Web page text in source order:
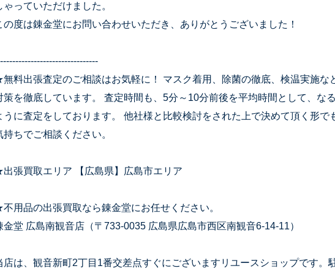
ゃっていただけました。
の度は錬金堂にお問い合わせいただき、ありがとうございました！
料出張査定のご相談はお気軽に！ マスク着用、除菌の徹底、検温実施な
策を徹底しています。 査定時間も、5分～10分前後を平均時間として、な
うに査定をしております。 他社様と比較検討をされた上で決めて頂く形で
持ちでご相談ください。
張買取エリア 【広島県】広島市エリア
用品の出張買取なら錬金堂にお任せください。
金堂 広島南観音店（〒733-0035 広島県広島市西区南観音6-14-11）
店は、観音新町2丁目1番交差点すぐにございますリユースショップです。